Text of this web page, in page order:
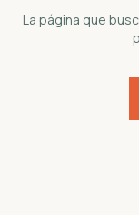
La página que